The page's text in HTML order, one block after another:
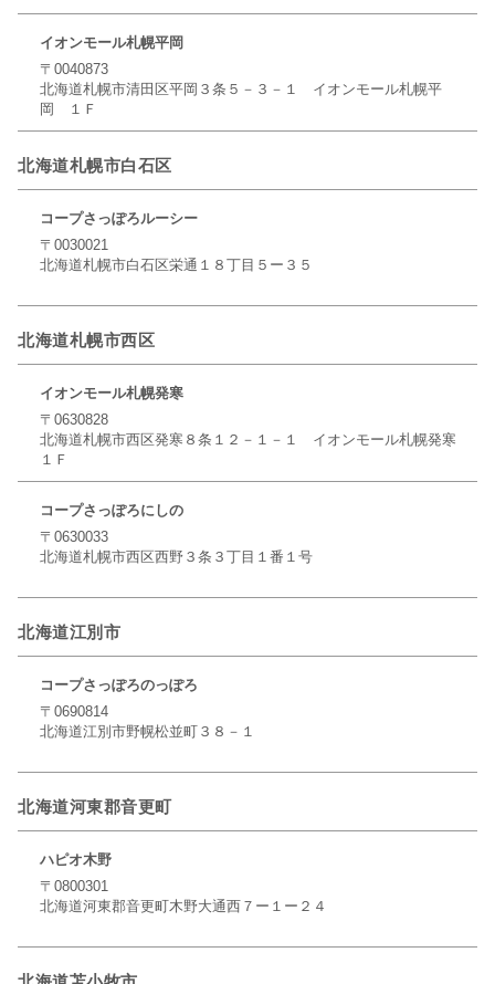
イオンモール札幌平岡
〒0040873
北海道札幌市清田区平岡３条５－３－１ イオンモール札幌平
岡 １Ｆ
北海道札幌市白石区
コープさっぽろルーシー
〒0030021
北海道札幌市白石区栄通１８丁目５ー３５
北海道札幌市西区
イオンモール札幌発寒
〒0630828
北海道札幌市西区発寒８条１２－１－１ イオンモール札幌発寒
１Ｆ
コープさっぽろにしの
〒0630033
北海道札幌市西区西野３条３丁目１番１号
北海道江別市
コープさっぽろのっぽろ
〒0690814
北海道江別市野幌松並町３８－１
北海道河東郡音更町
ハピオ木野
〒0800301
北海道河東郡音更町木野大通西７ー１ー２４